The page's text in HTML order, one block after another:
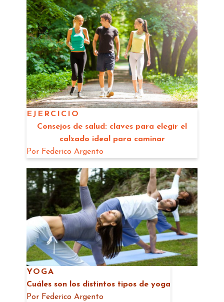
EJERCICIO
Consejos de salud: claves para elegir el
calzado ideal para caminar
Por Federico Argento
YOGA
Cuáles son los distintos tipos de yoga
Por Federico Argento